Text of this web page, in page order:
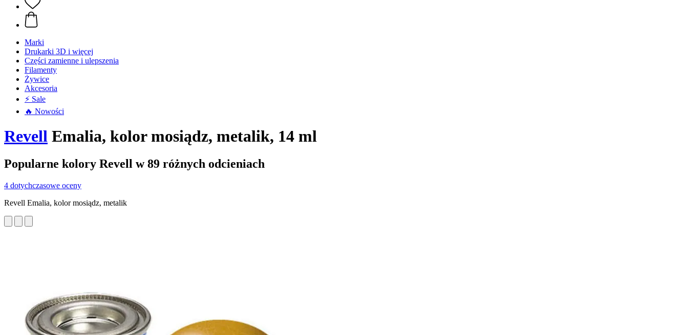
Marki
Drukarki 3D i więcej
Części zamienne i ulepszenia
Filamenty
Żywice
Akcesoria
⚡ Sale
🔥 Nowości
Revell Emalia, kolor mosiądz, metalik, 14 ml
Popularne kolory Revell w 89 różnych odcieniach
4 dotychczasowe oceny
Revell Emalia, kolor mosiądz, metalik